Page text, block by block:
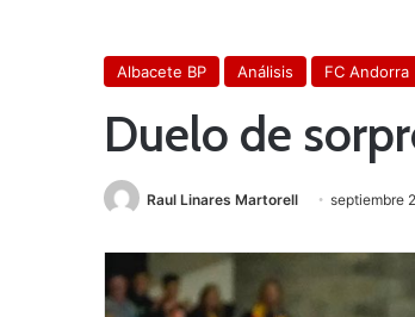
Albacete BP Análisis FC Andorra
Duelo de
Raul Linares Martorell septiembre